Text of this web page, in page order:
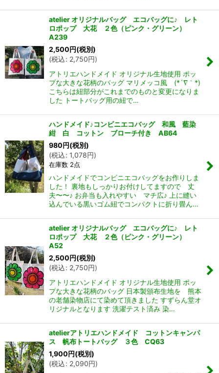
atelier オリジナルバッグ エコバッグに♪ レト
ロポップ 大花 ２色（ピンク・グリーン）
A239
2,500円(税別)
(税込: 2,750円)
アトリエハンドメイド オリジナル生地使用 ポッ
プな大きな花柄のバッグ マリメッコ風 (*´∇｀*)
こちらは紐部分がこれまでのものと変更になりま
した トートバッグ用の紐で…
ハンドメイド♪コンビニエコバッグ 和風 藍染
紺 白 コットン ブローチ付き AB64
980円(税別)
(税込: 1,078円)
在庫数 2点
ハンドメイドでコンビニエコバッグをお作りしま
した！ 裏地もしっかりお付けしてますので 丈
夫〜〜♪ お弁当も入れやすい マチ広♪ 上に縫い
込んでいる黒いゴム紐でコンパクトに折り畳ん…
atelier オリジナルバッグ エコバッグに♪ レト
ロポップ 大花 ２色（ピンク・グリーン）
A52
2,500円(税別)
(税込: 2,750円)
アトリエハンドメイド オリジナル生地使用 ポッ
プな大きな花柄のバッグ 日本製頒布生地を 熊本
の老舗染物店にて染めて頂きました すずらん堂オ
リジナルとなります 洗濯テスト済み 染…
atelierアトリエハンドメイド コットンキャンパ
ス 帆布トートバッグ ３色 CQ63
1,900円(税別)
(税込: 2,090円)